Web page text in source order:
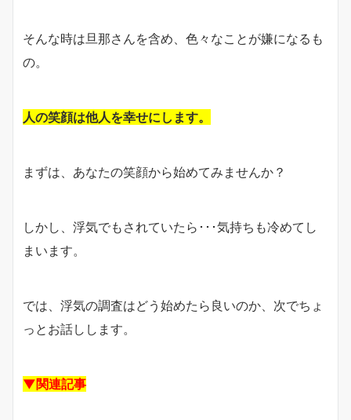
そんな時は旦那さんを含め、色々なことが嫌になるも
の。
人の笑顔は他人を幸せにします。
まずは、あなたの笑顔から始めてみませんか？
しかし、浮気でもされていたら･･･気持ちも冷めてし
まいます。
では、浮気の調査はどう始めたら良いのか、次でちょ
っとお話しします。
▼関連記事